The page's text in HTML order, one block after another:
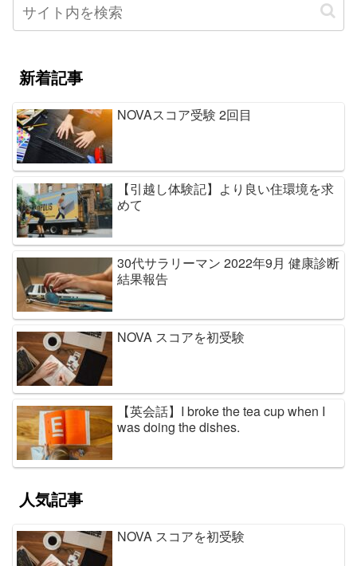
新着記事
NOVAスコア受験 2回目
【引越し体験記】より良い住環境を求
めて
30代サラリーマン 2022年9月 健康診断
結果報告
NOVA スコアを初受験
【英会話】I broke the tea cup when I
was doing the dishes.
人気記事
NOVA スコアを初受験